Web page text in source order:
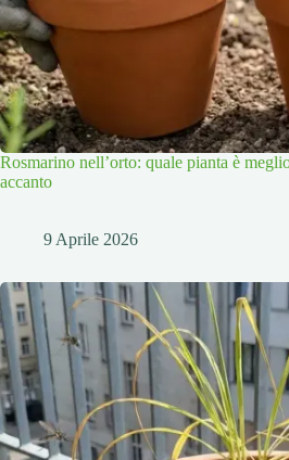
Rosmarino nell’orto: quale pianta è
accanto
9 Aprile 2026